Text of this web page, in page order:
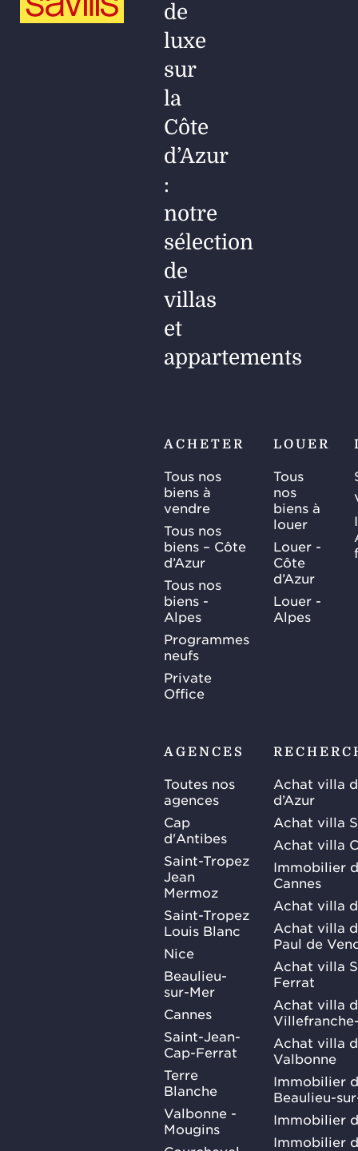
de
luxe
sur
la
Côte
d’Azur
:
notre
sélection
de
villas
et
appartements
ACHETER
Tous nos
biens à
vendre
Tous nos
biens – Côte
d’Azur
Tous nos
biens -
Alpes
Programmes
neufs
Private
Office
LOUER
Tous
nos
biens à
louer
Louer -
Côte
d’Azur
Louer -
Alpes
AGENCES
Toutes nos
agences
Cap
d'Antibes
Saint-Tropez
Jean
Mermoz
Saint-Tropez
Louis Blanc
Nice
Beaulieu-
sur-Mer
Cannes
Saint-Jean-
Cap-Ferrat
Terre
Blanche
Valbonne -
Mougins
Achat villa
d’Azur
Achat villa
Achat villa
Immobilier
Cannes
Achat villa
Achat villa
Paul de
Achat villa
Ferrat
Achat villa
Achat villa
Valbonne
Immobilier
Beaulieu-
Immobilier
Immobilier